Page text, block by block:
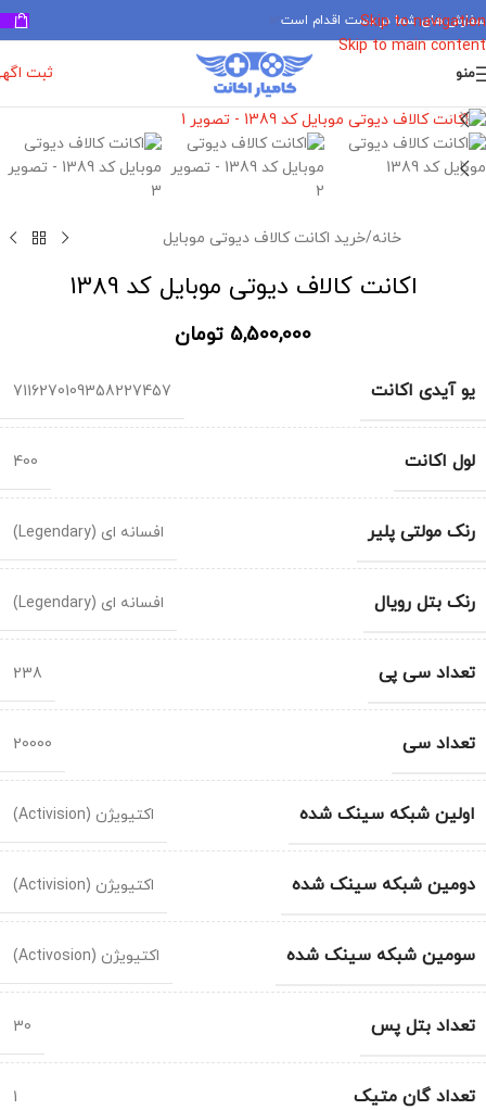
Skip to navigation
Skip to main content
سفارش های شما در دست اقدام است
منو ثبت
برای بزرگنمایی کلیک کنید
خانه/خرید اکانت کالاف دیوتی موبایل
اکانت کالاف دیوتی موبایل کد 1389
5,500,000 تومان
یو آیدی اکانت 7116270109358227457
لول اکانت 400
رنک مولتی پلیر افسانه ای (Legendary)
رنک بتل رویال افسانه ای (Legendary)
تعداد سی پی 238
تعداد سی 20000
اولین شبکه سینک شده اکتیویژن (Activision)
دومین شبکه سینک شده اکتیویژن (Activision)
سومین شبکه سینک شده اکتیویژن (Activosion)
تعداد بتل پس 30
تعداد گان متیک 1